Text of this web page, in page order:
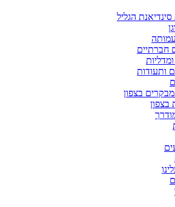
הגליל
חברתיים
ותעודות
בצפון
בצפון